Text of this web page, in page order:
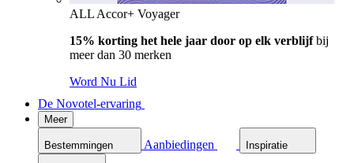
ALL Accor+ Voyager
15% korting het hele jaar door op elk verblijfbij
meer dan 30 merken
Word Nu Lid
De Novotel-ervaring
Meer
Bestemmingen Aanbiedingen Inspiratie